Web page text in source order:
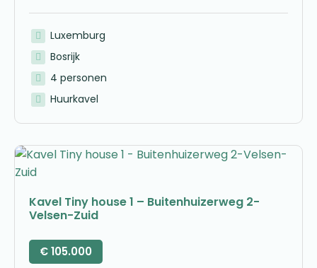
Luxemburg
Bosrijk
4 personen
Huurkavel
Kavel Tiny house 1 – Buitenhuizerweg 2-
Velsen-Zuid
€105.000